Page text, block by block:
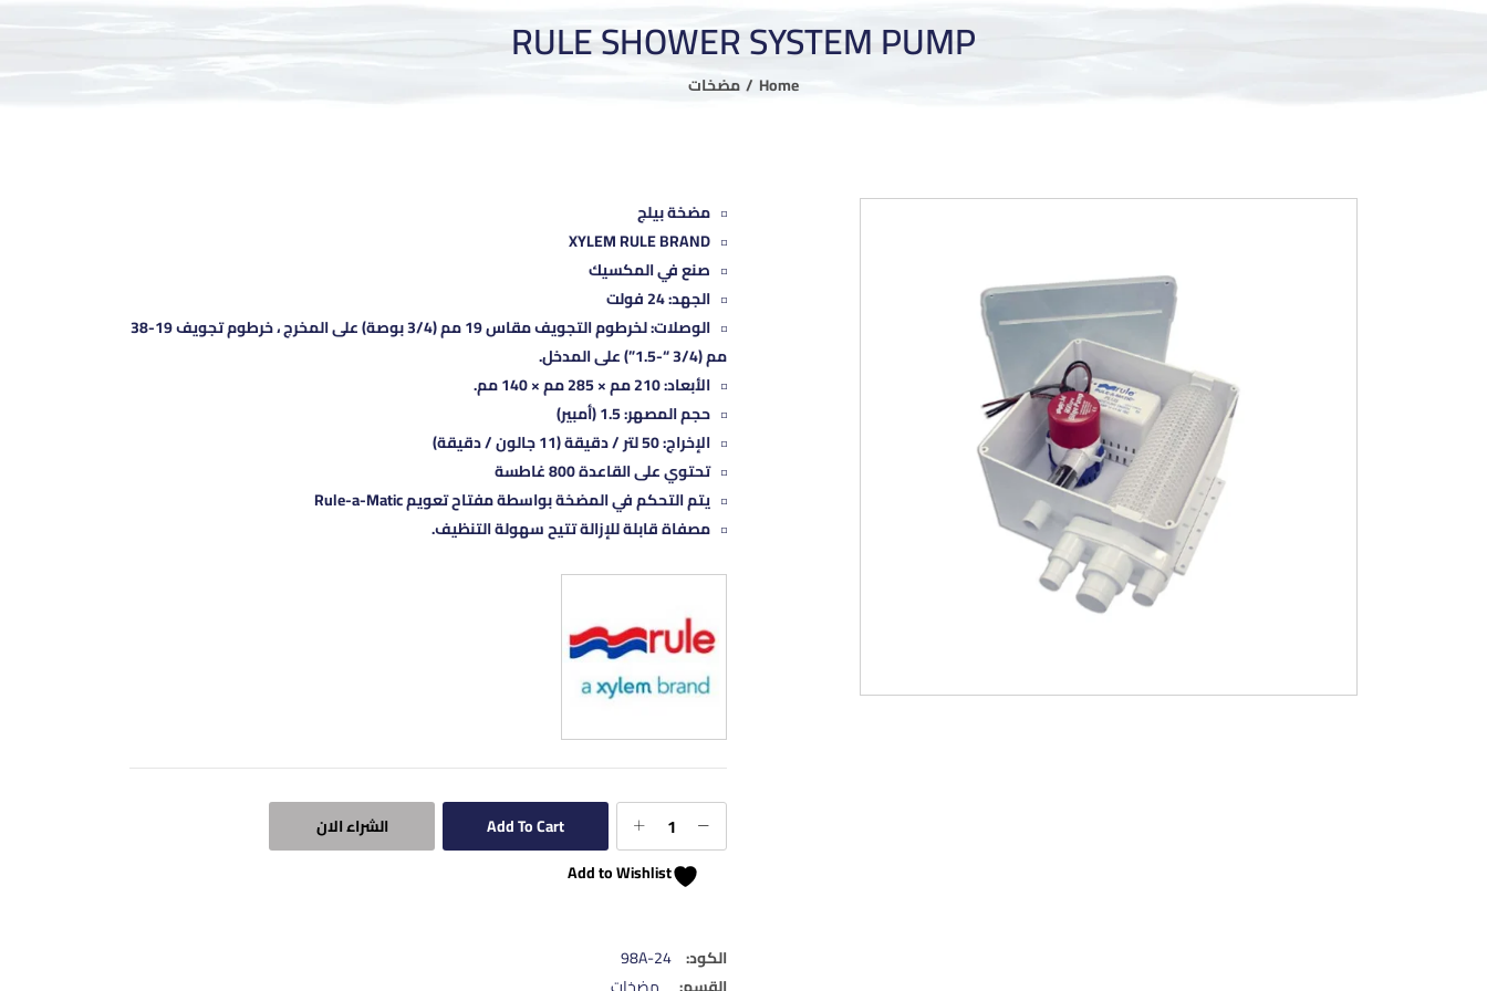
RULE SHOWER SYSTEM PUMP
Home مضخات
مضخة بيلج
XYLEM RULE BRAND
صنع في المكسيك
الجهد: 24 فولت
الوصلات: لخرطوم التجويف مقاس 19 مم (3/4 بوصة) على المخرج ، خرطوم تجويف 19-38
مم (3/4 “-1.5”) على المدخل.
الأبعاد: 210 مم × 285 مم × 140 مم.
حجم المصهر: 1.5 (أمبير)
الإخراج: 50 لتر / دقيقة (11 جالون / دقيقة)
تحتوي على القاعدة 800 غاطسة
يتم التحكم في المضخة بواسطة مفتاح تعويم Rule-a-Matic
مصفاة قابلة للإزالة تتيح سهولة التنظيف.
Add To Cart
الشراء الان
Add to Wishlist
الكود: 98A-24